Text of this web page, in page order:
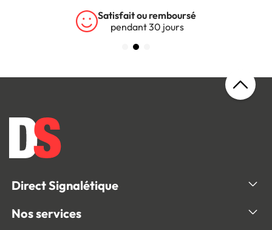
Satisfait ou remboursé
pendant 30 jours
Direct Signalétique
Nos services